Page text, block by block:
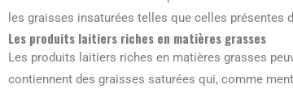
les graisses insaturées telles que celles présentes
Les produits laitiers riches en matières grasses
Les produits laitiers riches en matières grasses
contiennent des graisses saturées qui, comme